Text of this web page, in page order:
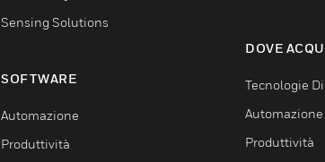
Sensing Solutions
SOFTWARE
Automazione
Produttività
DOVE
Tecnologie
Automazione
Produttività